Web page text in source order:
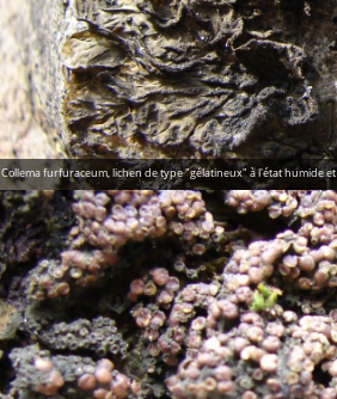
Collema furfuraceum, lichen de type "gélatineux" à l'état humide et